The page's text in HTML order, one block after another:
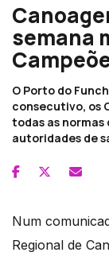
semana
O Porto do
consecutivo, os
todas as
autoridades de
Num
Regional de